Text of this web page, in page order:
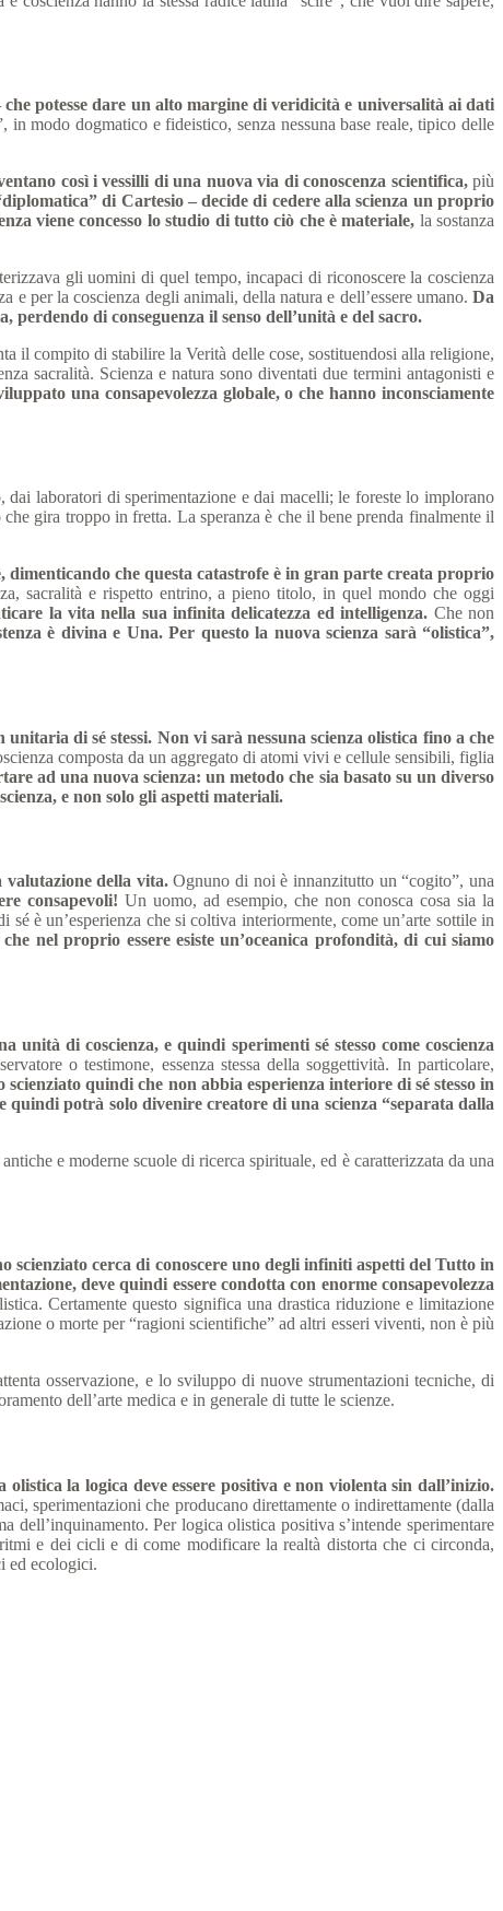
potesse dare un alto margine di veridicità e universalità ai dati
modo dogmatico e fideistico, senza nessuna base reale, tipico delle
così i vessilli di una nuova via di conoscenza scientifica,più
di Cartesio – decide di cedere alla scienza un proprio
viene concesso lo studio di tutto ciò che è materiale, la sostanza
gli uomini di quel tempo, incapaci di riconoscere la coscienza
per la coscienza degli animali, della natura e dell’essere umano. Da
di conseguenza il senso dell’unità e del sacro.
il compito di stabilire la Verità delle cose, sostituendosi alla religione,
sacralità. Scienza e natura sono diventati due termini antagonisti e
una consapevolezza globale, o che hanno inconsciamente
laboratori di sperimentazione e dai macelli; le foreste lo implorano
gira troppo in fretta. La speranza è che il bene prenda finalmente il
dimenticando che questa catastrofe è in gran parte creata proprio
sacralità e rispetto entrino, a pieno titolo, in quel mondo che oggi
la vita nella sua infinita delicatezza ed intelligenza. Che non
è divina e Una. Per questo la nuova scienza sarà “olistica”,
di sé stessi. Non vi sarà nessuna scienza olistica fino a che
composta da un aggregato di atomi vivi e cellule sensibili, figlia
ad una nuova scienza: un metodo che sia basato su un diverso
e non solo gli aspetti materiali.
valutazione della vita.Ognuno di noi è innanzitutto un “cogito”, una
consapevoli! Un uomo, ad esempio, che non conosca cosa sia la
è un’esperienza che si coltiva interiormente, come un’arte sottile in
nel proprio essere esiste un’oceanica profondità, di cui siamo
di coscienza, e quindi sperimenti sé stesso come coscienza
o testimone, essenza stessa della soggettività. In particolare,
scienziato quindi che non abbia esperienza interiore di sé stesso in
quindi potrà solo divenire creatore di una scienza “separata dalla
e moderne scuole di ricerca spirituale, ed è caratterizzata da una
scienziato cerca di conoscere uno degli infiniti aspetti del Tutto in
deve quindi essere condotta con enorme consapevolezza
Certamente questo significa una drastica riduzione e limitazione
o morte per “ragioni scientifiche” ad altri esseri viventi, non è più
osservazione, e lo sviluppo di nuove strumentazioni tecniche, di
dell’arte medica e in generale di tutte le scienze.
olistica la logica deve essere positiva e non violenta sin dall’inizio.
sperimentazioni che producano direttamente o indirettamente (dalla
dell’inquinamento. Per logica olistica positiva s’intende sperimentare
e dei cicli e di come modificare la realtà distorta che ci circonda,
ed ecologici.